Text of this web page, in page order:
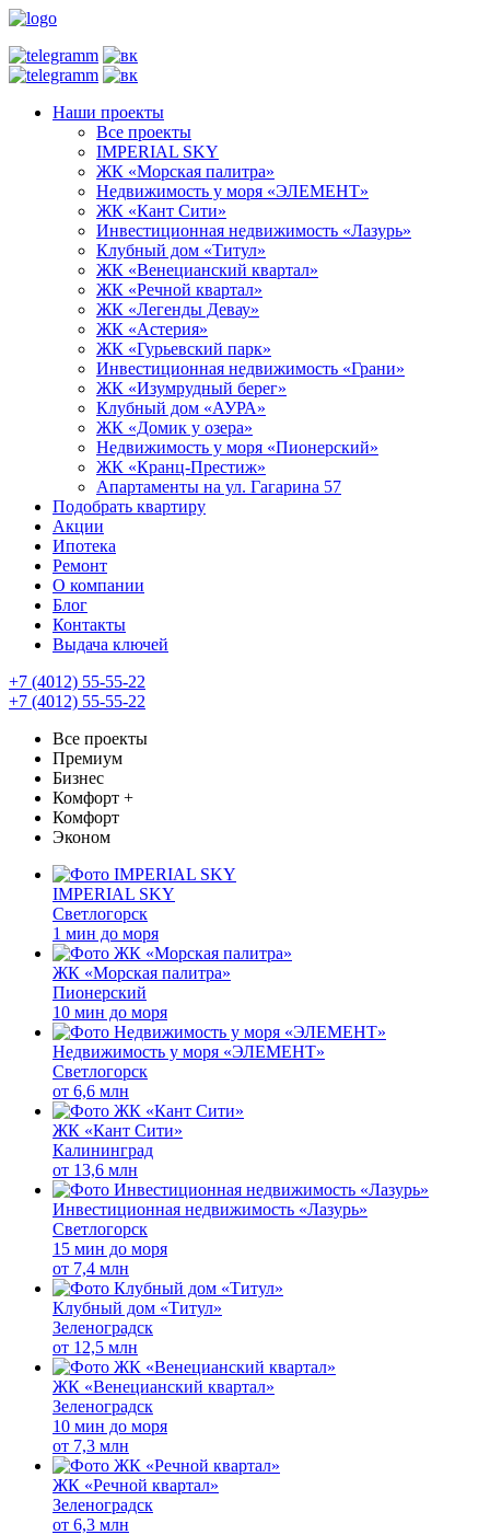
Наши проекты
Все проекты
IMPERIAL SKY
ЖК «Морская палитра»
Недвижимость у моря «ЭЛЕМЕНТ»
ЖК «Кант Сити»
Инвестиционная недвижимость «Лазурь»
Клубный дом «Титул»
ЖК «Венецианский квартал»
ЖК «Речной квартал»
ЖК «Легенды Девау»
ЖК «Астерия»
ЖК «Гурьевский парк»
Инвестиционная недвижимость «Грани»
ЖК «Изумрудный берег»
Клубный дом «АУРА»
ЖК «Домик у озера»
Недвижимость у моря «Пионерский»
ЖК «Кранц-Престиж»
Апартаменты на ул. Гагарина 57
Подобрать квартиру
Акции
Ипотека
Ремонт
О компании
Блог
Контакты
Выдача ключей
+7 (4012) 55-55-22
+7 (4012) 55-55-22
Все проекты
Премиум
Бизнес
Комфорт +
Комфорт
Эконом
IMPERIAL SKY
Светлогорск
1 мин до моря
ЖК «Морская палитра»
Пионерский
10 мин до моря
Недвижимость у моря «ЭЛЕМЕНТ»
Светлогорск
от 6,6 млн
ЖК «Кант Сити»
Калининград
от 13,6 млн
Инвестиционная недвижимость «Лазурь»
Светлогорск
15 мин до моря
от 7,4 млн
Клубный дом «Титул»
Зеленоградск
от 12,5 млн
ЖК «Венецианский квартал»
Зеленоградск
10 мин до моря
от 7,3 млн
ЖК «Речной квартал»
Зеленоградск
от 6,3 млн